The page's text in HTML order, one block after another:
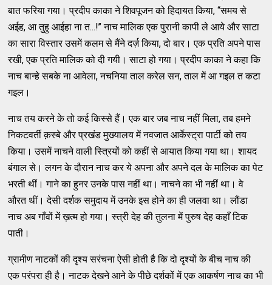
बात फरिया गया। प्रदीप काका ने शिवपूजन को हिदायत किया, ‘‘समय से
अईह, आ तुहु आईहा ना त...!’’ नाच मालिक एक पुरानी कापी ले आये और साटा
का सारा विस्तार उसमें कलम से मैंने दर्ज़ किया, दो बार। एक प्रति अपने पास
रखी, एक प्रति मालिक को दी गयी। साटा हो गया। प्रदीप काका ने कहा कि
नाच बान्हे सबके ना आवेला, नचनिया ताल करेल सन, ताल में आ गइल त कटा
गइल।
नाच तय करने के तो कई किस्से हैं। एक बार जब नाच नहीं मिला, तब हमने
निकटवर्ती क़स्बे और प्रखंड मुख्यालय में नवजात आर्केस्ट्रा पार्टी को तय
किया। उसमें नाचने वाली स्त्रियों को कहीं से आयात किया गया था। शायद
बंगाल से। लगन के दौरान नाच कर ये अपना और अपने दल के मालिक का पेट
भरती थीं। गाने का हुनर उनके पास नहीं था। नाचने का भी नहीं था। वे
औरत थीं। देसी दर्शक समुदाय में उनके इस होने का ही जलवा था। लौंडा
नाच अब गाँवों में ख़त्म हो गया। स्त्री देह की तुलना में पुरुष देह कहाँ टिक
पाती।
ग्रामीण नाटकों की दृश्य सरंचना ऐसी होती है कि दो दृश्यों के बीच नाच की
एक परंपरा ही है। नाटक देखने आने के पीछे दर्शकों में एक आकर्षण नाच का भी